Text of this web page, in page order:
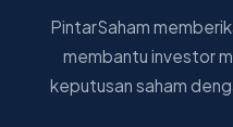
PintarSaham
membantu investor
keputusan saham